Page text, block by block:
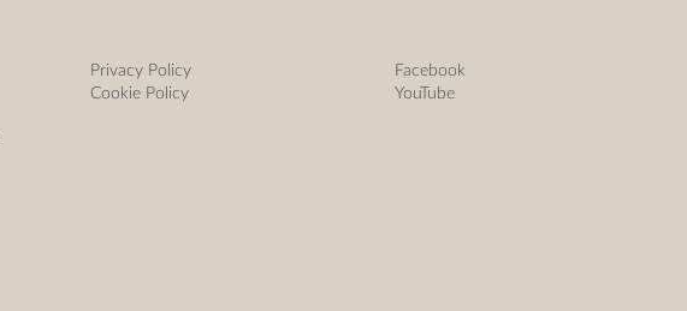
Privacy Policy
Cookie Policy
Facebook
YouTube